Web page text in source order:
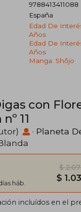
9788413411088
España
Edad De
Años
Edad De
Años
Manga: Shôjo
con
11
· Planeta
háb.
$
$
incluídos en el